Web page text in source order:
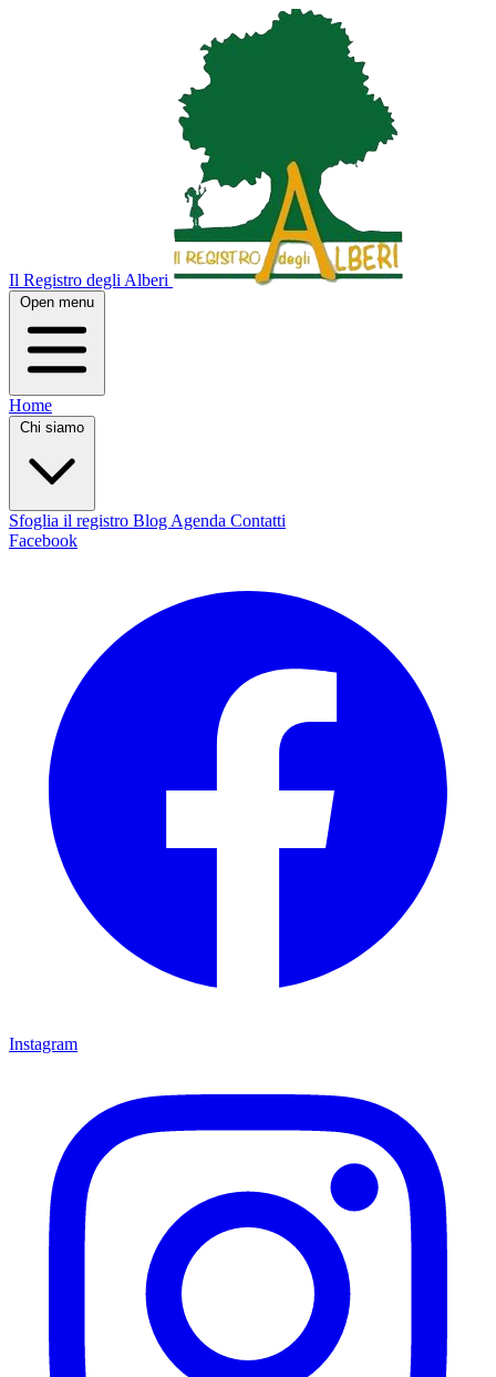
Il Registro degli Alberi
Open menu
Home
Chi siamo
Sfoglia il registro Blog Agenda Contatti
Facebook
Instagram